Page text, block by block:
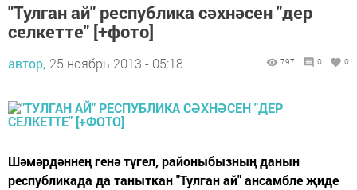
"Тулган ай" республика сәхнәсен "дер
селкетте" [+фото]
автор, 25 ноябрь 2013 - 05:18 797 0 0
Шәмәрдәннең генә түгел, районы­быз­ның данын
республикада да таныткан "Тулган ай" ансамбле җиде